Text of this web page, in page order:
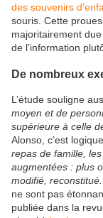
des souvenirs
souris. Cette
majoritairement
de l’information
De nombreux
L’étude souligne
moyen et de
supérieure à celle
Alonso, c’est
repas de famille,
augmentées : plus
modifié,
ne sont pas
publiée dans la